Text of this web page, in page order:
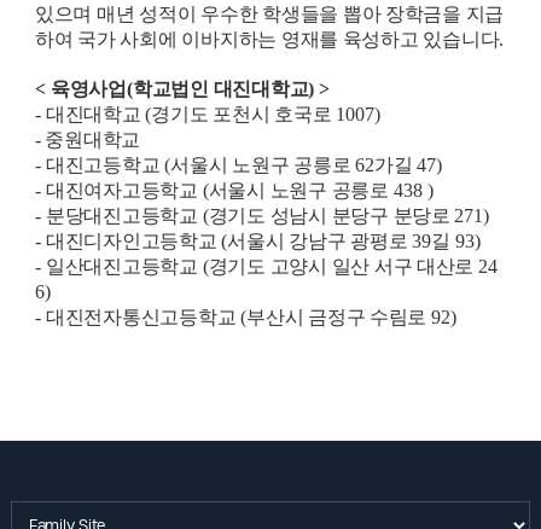
있으며 매년 성적이 우수한 학생들을 뽑아 장학금을 지급
하여 국가 사회에 이바지하는 영재를 육성하고 있습니다.
< 육영사업(학교법인 대진대학교) >
- 대진대학교(경기도 포천시 호국로 1007)
- 중원대학교
- 대진고등학교(서울시 노원구 공릉로62가길47)
- 대진여자고등학교 (서울시 노원구 공릉로 438 )
- 분당대진고등학교 (경기도 성남시 분당구 분당로 271)
- 대진디자인고등학교(서울시 강남구 광평로39길 93)
- 일산대진고등학교 (경기도 고양시 일산 서구 대산로 24
6)
- 대진전자통신고등학교(부산시 금정구 수림로 92)